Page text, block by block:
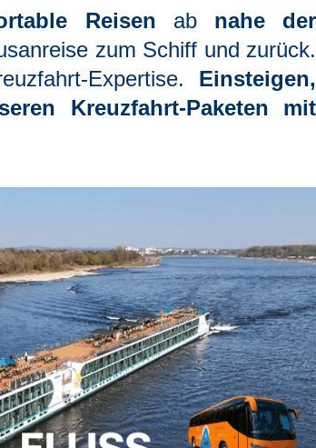
Reisen ab nahe der
zum Schiff und zurück.
Expertise. Einsteigen,
Kreuzfahrt-Paketen mit